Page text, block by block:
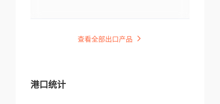
查看全部出口产品
港口统计